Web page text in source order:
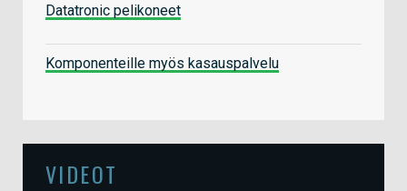
Datatronic pelikoneet
Komponenteille myös kasauspalvelu
VIDEOT